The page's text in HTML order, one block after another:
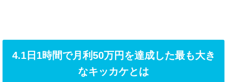
4.1日1時間で月利50万円を達成した最も大き
なキッカケとは